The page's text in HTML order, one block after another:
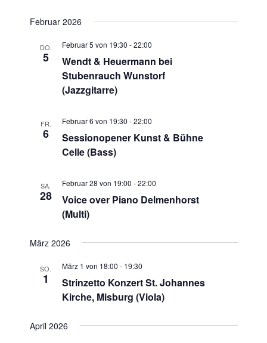
,
a
n
Februar 2026
DO.
5
Wendt & Heuermann bei
Stubenrauch Wunstorf
(Jazzgitarre)
Februar 5 von 19:30 -22:00
FR.
6
Sessionopener Kunst & Bühne
Celle (Bass)
Februar 6 von 19:30 -22:00
SA.
28
Voice over Piano Delmenhorst
(Multi)
Februar 28 von 19:00 -22:00
März 2026
SO.
1
Strinzetto Konzert St. Johannes
Kirche, Misburg (Viola)
März 1 von 18:00 - 19:30
April 2026